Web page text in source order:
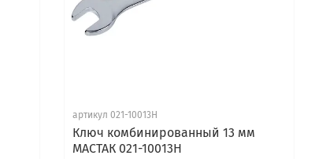
артикул 021-10013H
Ключ комбинированный 13 мм
МАСТАК 021-10013H